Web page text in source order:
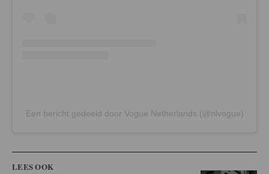
Een bericht gedeeld door Vogue Netherlands (@nlvogue)
LEES OOK